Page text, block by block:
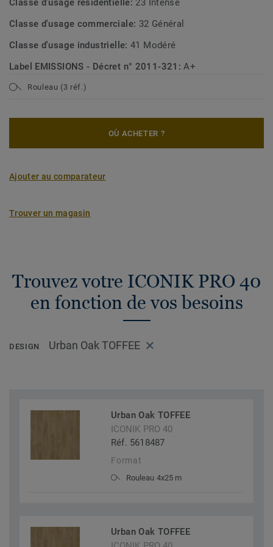
Classe d'usage résidentielle: 23 Intense
Classe d'usage commerciale: 32 Général
Classe d'usage industrielle:41 Modéré
Label EMISSIONS - Décret n° 2011-321:A+
Rouleau (3 réf.)
OÙ ACHETER ?
Ajouter au comparateur
Trouver un magasin
Trouvez votre ICONIK PRO 40
en fonction de vos besoins
DESIGN Urban Oak TOFFEE
Urban Oak TOFFEE
ICONIK PRO 40
Réf. 5618487
Format
Rouleau 4x25 m
Urban Oak TOFFEE